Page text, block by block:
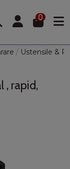
0
Ustensile &
, rapid,